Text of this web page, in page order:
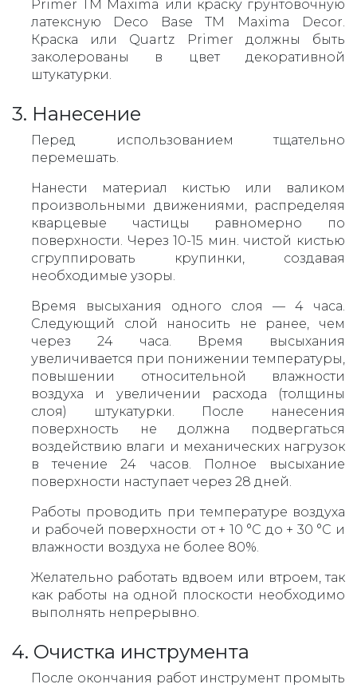
Primer TM Maxima или краску грунтовочную
латексную Deco Base ТМ Maxima Decor.
Краска или Quartz Primer должны быть
заколерованы в цвет декоративной
штукатурки.
3. Нанесение
Перед использованием тщательно
перемешать.
Нанести материал кистью или валиком
произвольными движениями, распределяя
кварцевые частицы равномерно по
поверхности. Через 10-15 мин. чистой кистью
сгруппировать крупинки, создавая
необходимые узоры.
Время высыхания одного слоя — 4 часа.
Следующий слой наносить не ранее, чем
через 24 часа. Время высыхания
увеличивается при понижении температуры,
повышении относительной влажности
воздуха и увеличении расхода (толщины
слоя) штукатурки. После нанесения
поверхность не должна подвергаться
воздействию влаги и механических нагрузок
в течение 24 часов. Полное высыхание
поверхности наступает через 28 дней.
Работы проводить при температуре воздуха
и рабочей поверхности от + 10 °С до + 30 °С и
влажности воздуха не более 80%.
Желательно работать вдвоем или втроем, так
как работы на одной плоскости необходимо
выполнять непрерывно.
4. Очистка инструмента
После окончания работ инструмент промыть